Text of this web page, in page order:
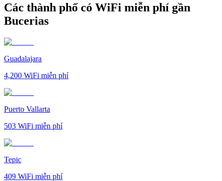
Các thành phố có WiFi miễn phí gần
Bucerias
Guadalajara
4,200 WiFi miễn phí
Puerto Vallarta
503 WiFi miễn phí
Tepic
409 WiFi miễn phí